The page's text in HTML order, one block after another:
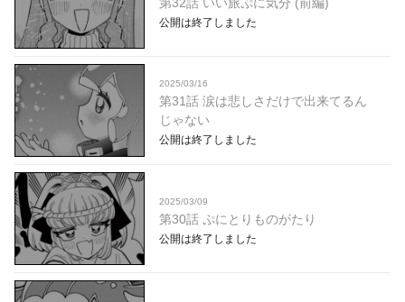
公開は終了しました
2025/03/16
第31話 涙は悲しさだけで出来てるん
じゃない
公開は終了しました
2025/03/09
第30話 ぷにとりものがたり
公開は終了しました